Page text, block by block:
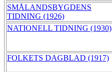
SMÅLANDSBYGDENS
TIDNING (1926)
NATIONELL TIDNING (1930)
FOLKETS DAGBLAD (1917)